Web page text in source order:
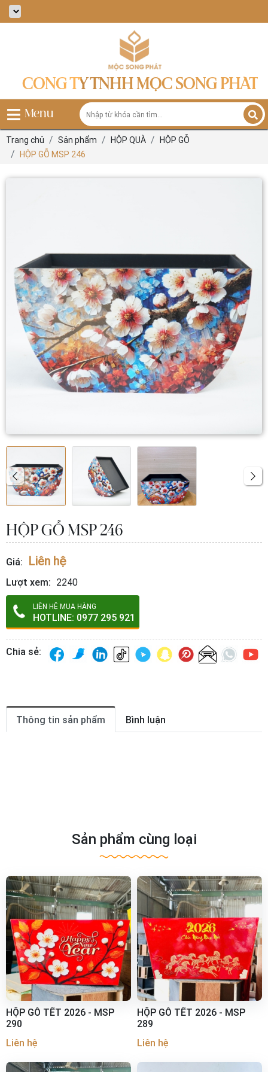
CÔNG TY TNHH MỘC SONG PHÁT
Menu
Trang chủ Sản phẩm HỘP QUÀ
HỘP GỖ
HỘP GỖ MSP 246
HỘP GỖ MSP 246
Giá: Liên hệ
Lượt xem: 2240
LIÊN HỆ MUA HÀNG
HOTLINE: 0977 295 921
Chia sẻ:
Thông tin sản phẩm Bình luận
Sản phẩm cùng loại
HỘP GỖ TẾT 2026 - MSP
290
Liên hệ
HỘP GỖ TẾT 2026 - MSP
289
Liên hệ